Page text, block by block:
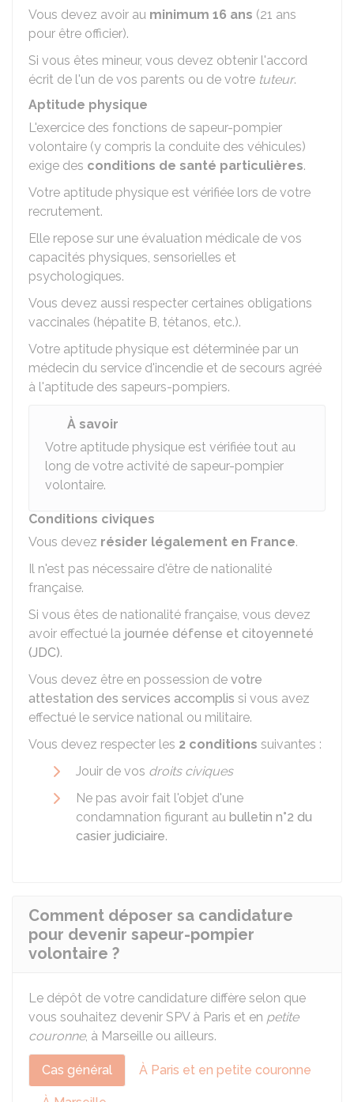
Vous devez avoir au minimum 16 ans (21 ans
pour être officier).
Si vous êtes mineur, vous devez obtenir l'accord
écrit de l'un de vos parents ou de votre tuteur.
Aptitude physique
L'exercice des fonctions de sapeur-pompier
volontaire (y compris la conduite des véhicules)
exige des conditions de santé particulières.
Votre aptitude physique est vérifiée lors de votre
recrutement.
Elle repose sur une évaluation médicale de vos
capacités physiques, sensorielles et
psychologiques.
Vous devez aussi respecter certaines obligations
vaccinales (hépatite B, tétanos, etc.).
Votre aptitude physique est déterminée par un
médecin du service d'incendie et de secours agréé
à l'aptitude des sapeurs-pompiers.
À savoir
Votre aptitude physique est vérifiée tout au
long de votre activité de sapeur-pompier
volontaire.
Conditions civiques
Vous devez résider légalement en France.
Il n'est pas nécessaire d'être de nationalité
française.
Si vous êtes de nationalité française, vous devez
avoir effectué la journée défense et citoyenneté
(JDC).
Vous devez être en possession de votre
attestation des services accomplis si vous avez
effectué le service national ou militaire.
Vous devez respecter les 2 conditions suivantes :
Jouir de vos droits civiques
Ne pas avoir fait l'objet d'une
condamnation figurant au bulletin n°2 du
casier judiciaire.
Comment déposer sa candidature
pour devenir sapeur-pompier
volontaire ?
Le dépôt de votre candidature diffère selon que
vous souhaitez devenir SPV à Paris et en petite
couronne, à Marseille ou ailleurs.
Cas général À Paris et en petite couronne